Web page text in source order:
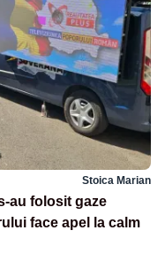
Stoica Marian
au folosit gaze
face apel la calm